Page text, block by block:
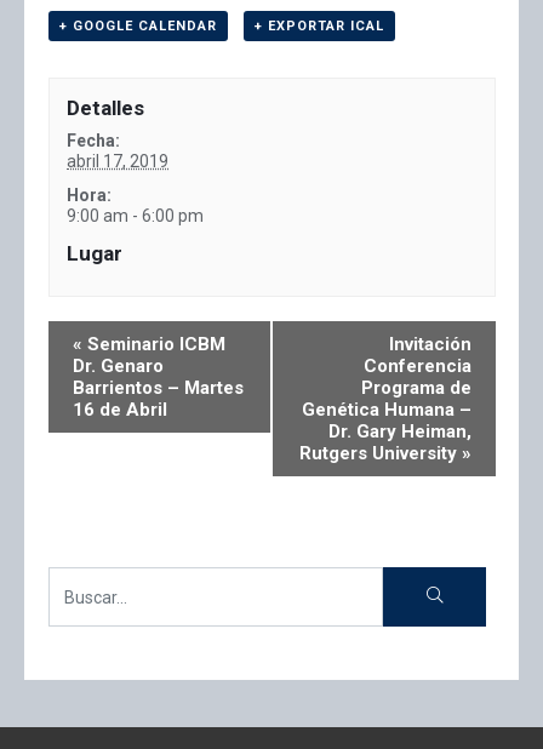
+ GOOGLE CALENDAR + EXPORTAR ICAL
Detalles
Fecha:
abril 17, 2019
Hora:
9:00 am - 6:00 pm
Lugar
« Seminario ICBM
Dr. Genaro
Barrientos – Martes
16 de Abril
Invitación
Conferencia
Programa de
Genética Humana –
Dr. Gary Heiman,
Rutgers University »